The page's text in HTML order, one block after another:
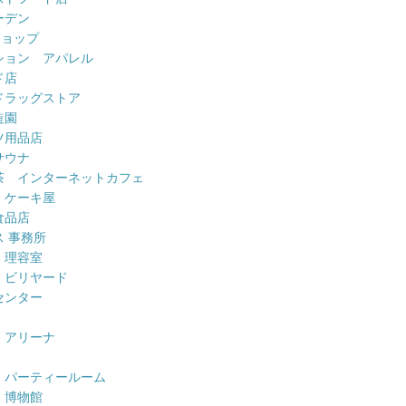
デン
ップ
ョン アパレル
店
ッグストア
用品店
ナ
インターネットカフェ
ーキ屋
品店
事務所
容室
リヤード
ンター
リーナ
ーティールーム
物館